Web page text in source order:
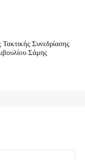
Συνεδρίασης
Σάμης